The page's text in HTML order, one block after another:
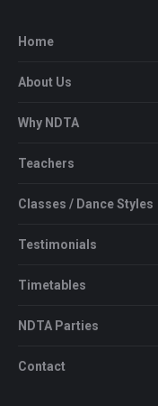
Home
About Us
Why NDTA
Teachers
Classes / Dance Styles
Testimonials
Timetables
NDTA Parties
Contact